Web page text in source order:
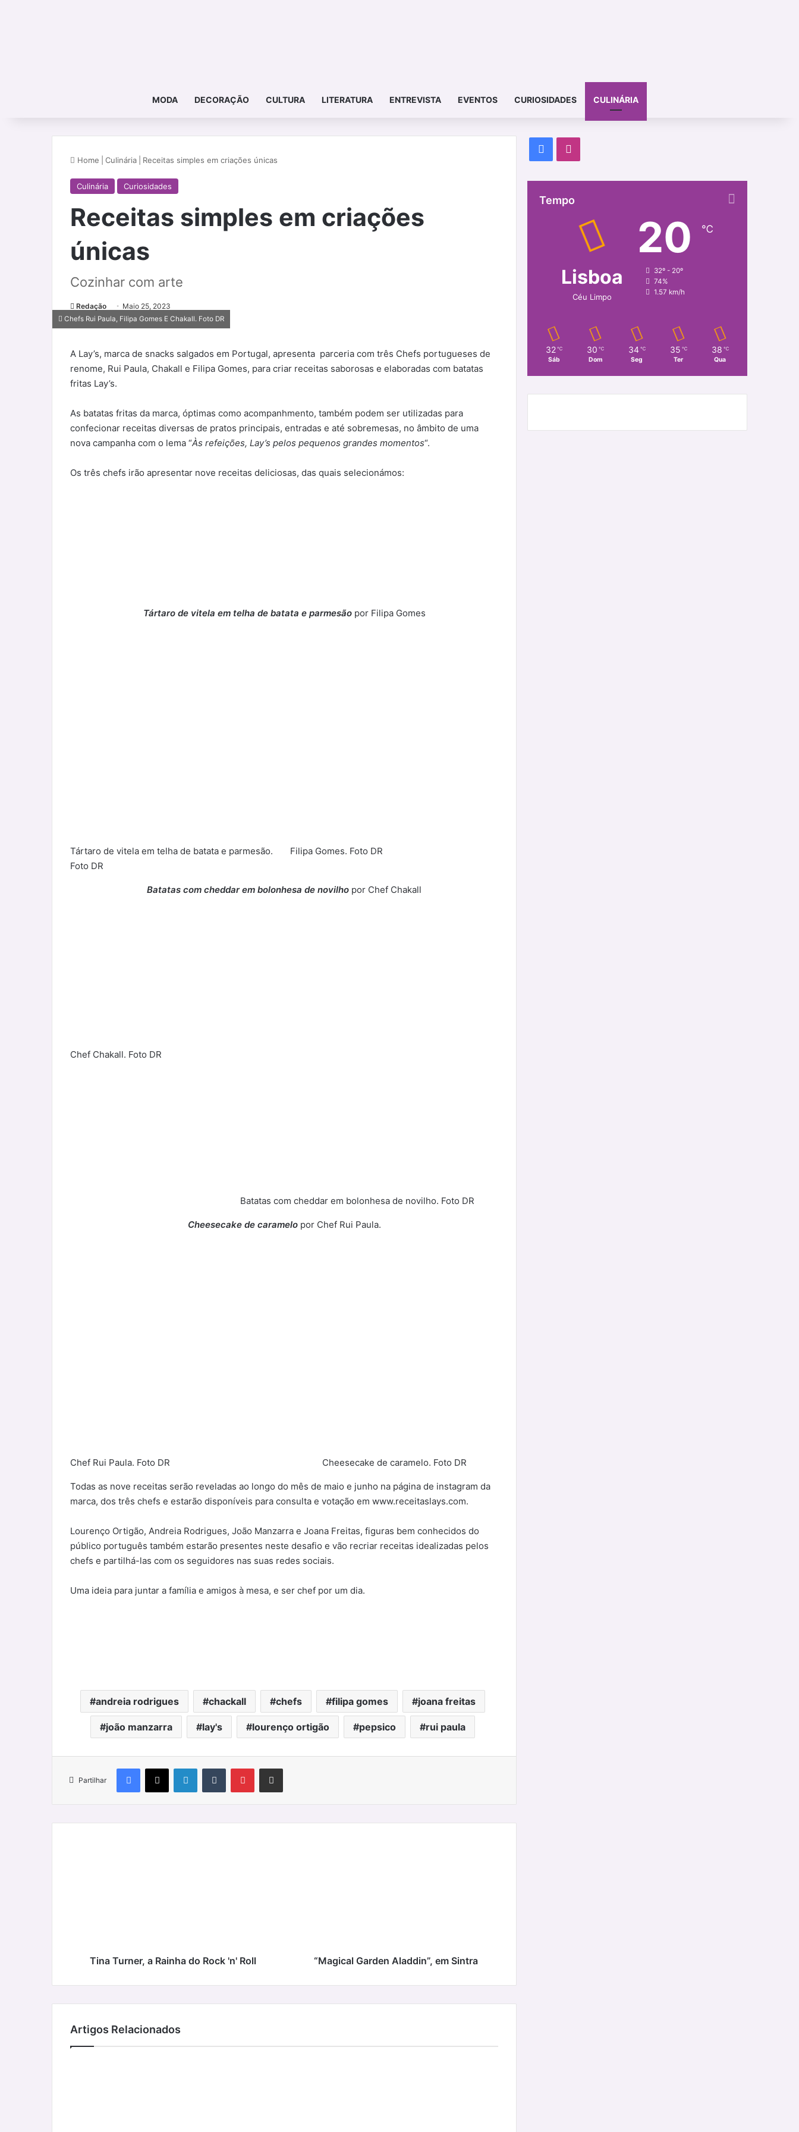
MODA DECORAÇÃO CULTURA LITERATURA ENTREVISTA EVENTOS CURIOSIDADES CULINÁRIA
Home Culinária Receitas simples em criações únicas
Culinária Curiosidades
Receitas simples em criações
únicas
Cozinhar com arte
Redação Maio 25, 2023
Chefs Rui Paula, Filipa Gomes E Chakall. Foto DR
A Lay’s, marca de snacks salgados em Portugal, apresenta parceria com três Chefs portugueses de
renome, Rui Paula, Chakall e Filipa Gomes, para criar receitas saborosas e elaboradas com batatas
fritas Lay’s.
As batatas fritas da marca, óptimas como acompanhmento, também podem ser utilizadas para
confecionar receitas diversas de pratos principais, entradas e até sobremesas, no âmbito de uma
nova campanha com o lema “Às refeições, Lay’s pelos pequenos grandes momentos“.
Os três chefs irão apresentar nove receitas deliciosas, das quais selecionámos:
Tártaro de vitela em telha de batata e parmesãopor Filipa Gomes
Tártaro de vitela em telha de batata e parmesão.
Foto DR
Filipa Gomes. Foto DR
Batatas com cheddar em bolonhesa de novilho por Chef Chakall
Chef Chakall. Foto DR
Batatas com cheddar em bolonhesa de novilho. Foto DR
Cheesecake de caramelopor Chef Rui Paula.
Chef Rui Paula. Foto DR Cheesecake de caramelo. Foto DR
Todas as nove receitas serão reveladas ao longo do mês de maio e junho na página de instagram da
marca, dos três chefs e estarão disponíveis para consulta e votação em www.receitaslays.com.
Lourenço Ortigão, Andreia Rodrigues, João Manzarra e Joana Freitas, figuras bem conhecidos do
público português também estarão presentes neste desafio e vão recriar receitas idealizadas pelos
chefs e partilhá-las com os seguidores nas suas redes sociais.
Uma ideia para juntar a família e amigos à mesa, e ser chef por um dia.
andreia rodrigues chackall chefs filipa gomes joana freitas
joão manzarra lay's lourenço ortigão pepsico rui paula
Partilhar
Facebook
X LinkedInTumblr PinterestPartilhar Via Email
Tina Turner, a Rainha do Rock 'n' Roll “Magical Garden Aladdin”, em Sintra
Artigos Relacionados
Facebook
Tempo
Lisboa
Céu Limpo
20 ℃
32º - 20º
74%
1.57 km/h
32 ℃
Sáb
30 ℃
Dom
34 ℃
Seg
35 ℃
Ter
38 ℃
Qua